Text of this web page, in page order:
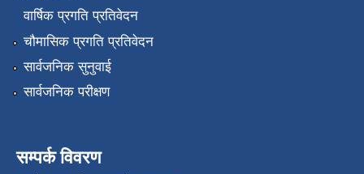
वार्षिक प्रगति प्रतिवेदन
चौमासिक प्रगति प्रतिवेदन
सार्वजनिक सुनुवाई
सार्वजनिक परीक्षण
सम्पर्क विवरण